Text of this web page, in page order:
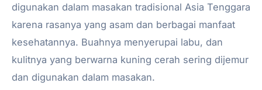
digunakan dalam masakan tradisional Asia Tenggara
karena rasanya yang asam dan berbagai manfaat
kesehatannya. Buahnya menyerupai labu, dan
kulitnya yang berwarna kuning cerah sering dijemur
dan digunakan dalam masakan.